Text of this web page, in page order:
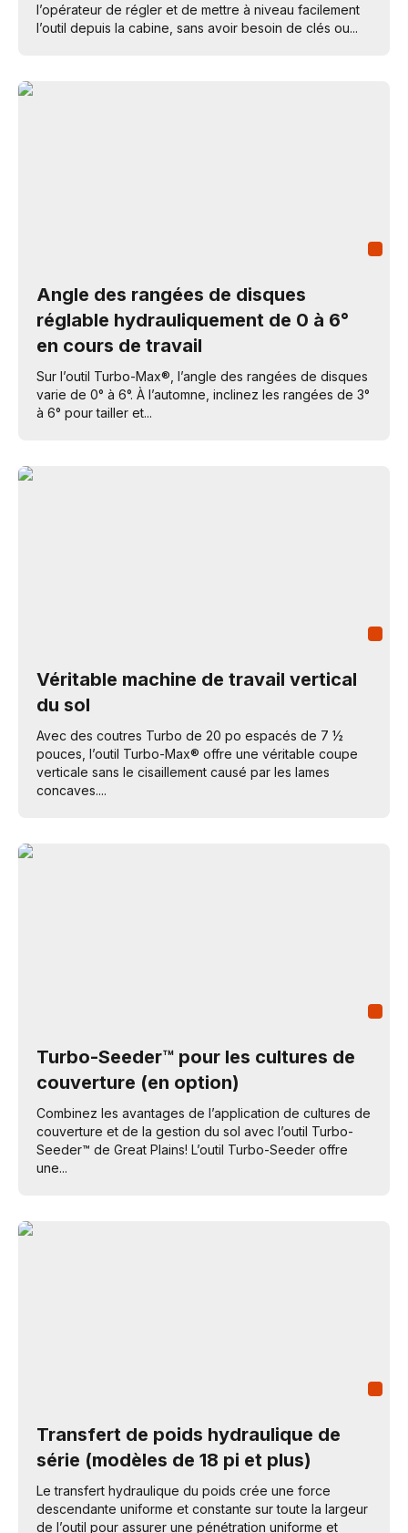
l’opérateur de régler et de mettre à niveau facilement
l’outil depuis la cabine, sans avoir besoin de clés ou...
Angle des rangées de disques
réglable hydrauliquement de 0 à 6°
en cours de travail
Sur l’outil Turbo-Max®, l’angle des rangées de disques
varie de 0° à 6°. À l’automne, inclinez les rangées de 3°
à 6° pour tailler et...
Véritable machine de travail vertical
du sol
Avec des coutres Turbo de 20 po espacés de 7 ½
pouces, l’outil Turbo-Max® offre une véritable coupe
verticale sans le cisaillement causé par les lames
concaves....
Turbo-Seeder™ pour les cultures de
couverture (en option)
Combinez les avantages de l’application de cultures de
couverture et de la gestion du sol avec l’outil Turbo-
Seeder™ de Great Plains! L’outil Turbo-Seeder offre
une...
Transfert de poids hydraulique de
série (modèles de 18 pi et plus)
Le transfert hydraulique du poids crée une force
descendante uniforme et constante sur toute la largeur
de l’outil pour assurer une pénétration uniforme et